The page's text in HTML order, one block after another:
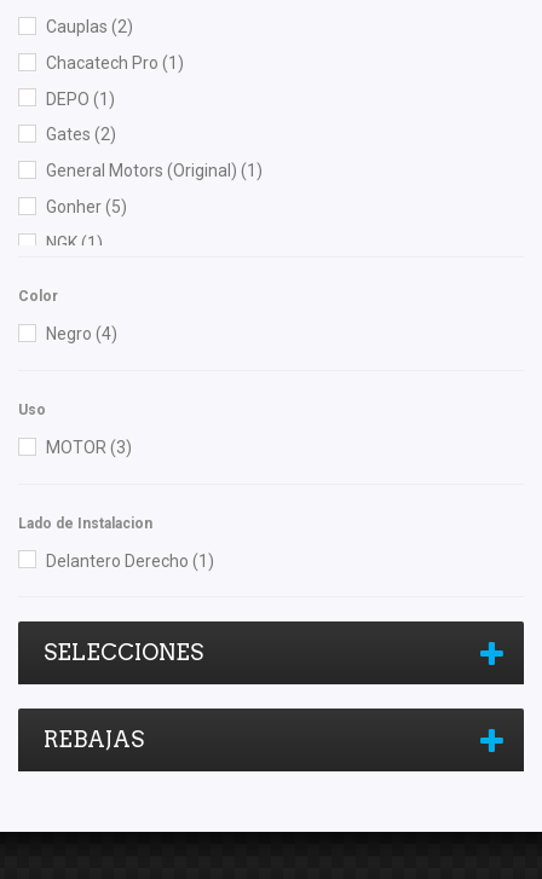
Cauplas (2)
Chacatech Pro (1)
DEPO (1)
Gates (2)
General Motors (Original) (1)
Gonher(5)
NGK(1)
Color
Negro (4)
Uso
MOTOR (3)
Lado de Instalacion
Delantero Derecho (1)
SELECCIONES
REBAJAS